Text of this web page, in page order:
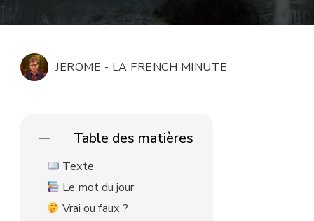
6
La
JEROME - LA FRENCH MINUTE
Table des matières
Texte
Le mot du jour
Vrai ou faux ?